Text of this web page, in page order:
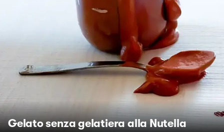
Gelato senza gelatiera alla Nutella